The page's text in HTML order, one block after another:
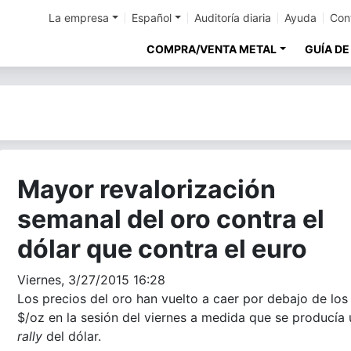
La empresa Español Auditoría diaria Ayuda
COMPRA/VENTA METAL GUÍA
Mayor revalorización
semanal del oro contra el
dólar que contra el euro
Viernes, 3/27/2015 16:28
Los precios del oro han vuelto a caer por debajo de los
$/oz en la sesión del viernes a medida que se producía
rally del dólar.